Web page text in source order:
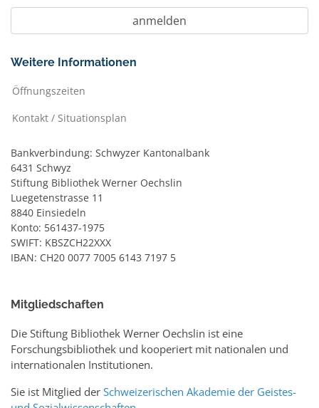
Weitere Informationen
Öffnungszeiten
Kontakt / Situationsplan
Bankverbindung: Schwyzer Kantonalbank
6431 Schwyz
Stiftung Bibliothek Werner Oechslin
Luegetenstrasse 11
8840 Einsiedeln
Konto: 561437-1975
SWIFT: KBSZCH22XXX
IBAN: CH20 0077 7005 6143 7197 5
Mitgliedschaften
Die Stiftung Bibliothek Werner Oechslin ist eine
Forschungsbibliothek und kooperiert mit nationalen und
internationalen Institutionen.
Sie ist Mitglied der Schweizerischen Akademie der Geistes-